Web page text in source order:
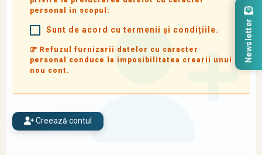
personal in scopul:
Sunt de acord cu termenii și condițiile.
Refuzul furnizarii datelor cu caracter
personal conduce la imposibilitatea crearii unui
nou cont.
Creează contul
Newsletter